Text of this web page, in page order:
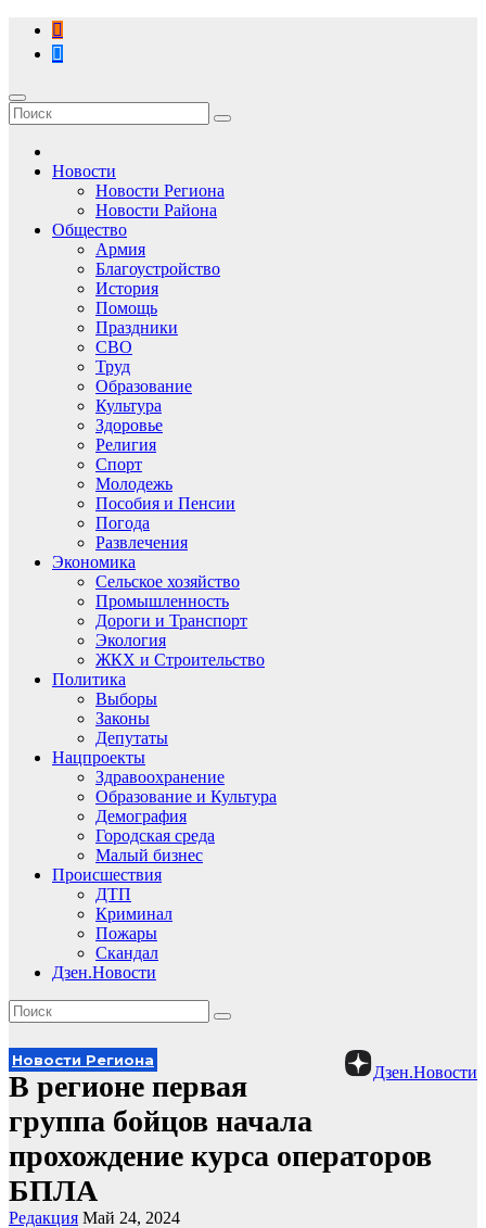
Перейти
содержимому
Новости
Новости Региона
Новости Района
Общество
Армия
Благоустройство
История
Помощь
Праздники
СВО
Труд
Образование
Культура
Здоровье
Религия
Спорт
Молодежь
Пособия и Пенсии
Погода
Развлечения
Экономика
Сельское хозяйство
Промышленность
Дороги и Транспорт
Экология
ЖКХ и Строительство
Политика
Выборы
Законы
Депутаты
Нацпроекты
Здравоохранение
Образование и Культура
Демография
Городская среда
Малый бизнес
Происшествия
ДТП
Криминал
Пожары
Скандал
Дзен.Новости
Дзен.Новости
Новости Региона
В регионе первая
группа бойцов начала
прохождение курса операторов
БПЛА
Редакция Май 24, 2024